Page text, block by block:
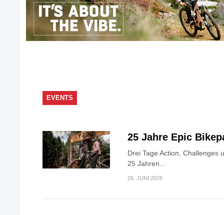
EVENTS
25 Jahre Epic
Drei Tage Action, Challenges
25 Jahren...
26. JUNI 2026